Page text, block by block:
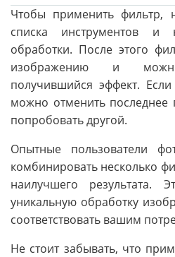
Чтобы применить фильтр,
списка инструментов и
обработки. После этого
изображению и
получившийся эффект. Если
можно отменить
попробовать другой.
Опытные пользователи
комбинировать несколько
наилучшего результата.
уникальную обработку
соответствовать вашим
Не стоит забывать, что